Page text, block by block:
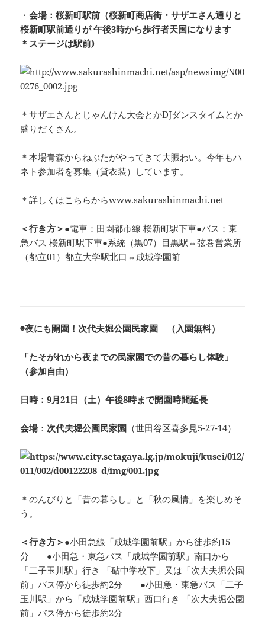
・会場：桜新町駅前（桜新町商店街・サザエさん通りと
桜新町駅前通りが 午後3時から歩行者天国になります
＊ステージは駅前)
＊サザエさんとじゃんけん大会とかDJダンスタイムとか
盛りだくさん。
＊本場青森からねぶたがやってきて大賑わい。今年もハ
ネト参加者を募集（貸衣装）しています。
＊詳しくはこちらからwww.sakurashinmachi.net
＜行き方＞ ●電車：田園都市線 桜新町駅下車●バス：東
急バス 桜新町駅下車●系統（黒07）目黒駅⇔弦巻営業所
（都立01）都立大学駅北口⇔成城学園前
◉夜にも開園！次代夫堀公園民家園 （入園無料）
「たそがれから夜までの民家園での昔の暮らし体験」
（参加自由）
日時：9月21日（土）午後8時まで開園時間延長
会場：次代夫堀公園民家園 （世田谷区喜多見5-27-14）
＊のんびりと「昔の暮らし」と「秋の風情」を楽しめそ
う。
＜行き方＞ ●小田急線「成城学園前駅」から徒歩約15
分 ●小田急・東急バス「成城学園前駅」南口から
「二子玉川駅」行き 「砧中学校下」又は「次大夫堀公園
前」バス停から徒歩約2分 ●小田急・東急バス「二子
玉川駅」から「成城学園前駅」西口行き 「次大夫堀公園
前」バス停から徒歩約2分